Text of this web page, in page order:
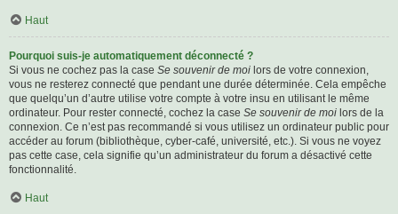
Haut
Pourquoi suis-je automatiquement déconnecté ?
Si vous ne cochez pas la case Se souvenir de moi lors de votre connexion,
vous ne resterez connecté que pendant une durée déterminée. Cela empêche
que quelqu’un d’autre utilise votre compte à votre insu en utilisant le même
ordinateur. Pour rester connecté, cochez la case Se souvenir de moi lors de la
connexion. Ce n’est pas recommandé si vous utilisez un ordinateur public pour
accéder au forum (bibliothèque, cyber-café, université, etc.). Si vous ne voyez
pas cette case, cela signifie qu’un administrateur du forum a désactivé cette
fonctionnalité.
Haut